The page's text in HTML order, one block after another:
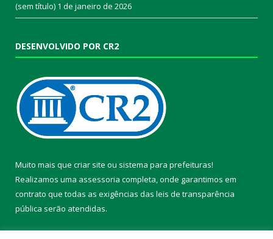
(sem título) 1 de janeiro de 2026
DESENVOLVIDO POR CR2
Muito mais que criar site ou sistema para prefeituras!
Realizamos uma assessoria completa, onde garantimos em
contrato que todas as exigências das leis de transparência
pública serão atendidas.